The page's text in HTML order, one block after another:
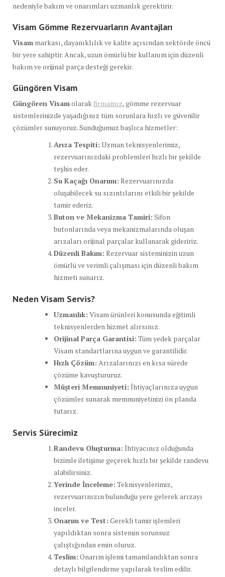
nedeniyle bakım ve onarımları uzmanlık gerektirir.
Visam Gömme Rezervuarların Avantajları
Visam markası, dayanıklılık ve kalite açısından sektörde öncü
bir yere sahiptir. Ancak, uzun ömürlü bir kullanım için düzenli
bakım ve orijinal parça desteği gerekir.
Güngören Visam
Güngören Visamolarak firmamız, gömme rezervuar
sistemlerinizde yaşadığınız tüm sorunlara hızlı ve güvenilir
çözümler sunuyoruz. Sunduğumuz başlıca hizmetler:
Arıza Tespiti: Uzman teknisyenlerimiz,
rezervuarınızdaki problemleri hızlı bir şekilde
teşhis eder.
Su Kaçağı Onarımı: Rezervuarınızda
oluşabilecek su sızıntılarını etkili bir şekilde
tamir ederiz.
Buton ve Mekanizma Tamiri: Sifon
butonlarında veya mekanizmalarında oluşan
arızaları orijinal parçalar kullanarak gideririz.
Düzenli Bakım: Rezervuar sisteminizin uzun
ömürlü ve verimli çalışması için düzenli bakım
hizmeti sunarız.
Neden Visam Servis?
Uzmanlık: Visam ürünleri konusunda eğitimli
teknisyenlerden hizmet alırsınız.
Orijinal Parça Garantisi: Tüm yedek parçalar
Visam standartlarına uygun ve garantilidir.
Hızlı Çözüm: Arızalarınızı en kısa sürede
çözüme kavuştururuz.
Müşteri Memnuniyeti: İhtiyaçlarınıza uygun
çözümler sunarak memnuniyetinizi ön planda
tutarız.
Servis Sürecimiz
Randevu Oluşturma: İhtiyacınız olduğunda
bizimle iletişime geçerek hızlı bir şekilde randevu
alabilirsiniz.
Yerinde İnceleme: Teknisyenlerimiz,
rezervuarınızın bulunduğu yere gelerek arızayı
inceler.
Onarım ve Test: Gerekli tamir işlemleri
yapıldıktan sonra sistemin sorunsuz
çalıştığından emin oluruz.
Teslim: Onarım işlemi tamamlandıktan sonra
detaylı bilgilendirme yapılarak teslim edilir.